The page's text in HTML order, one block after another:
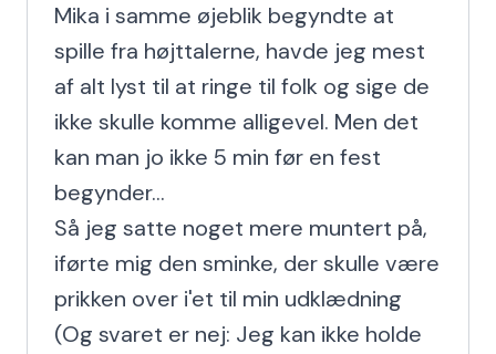
Mika i samme øjeblik begyndte at
spille fra højttalerne, havde jeg mest
af alt lyst til at ringe til folk og sige de
ikke skulle komme alligevel. Men det
kan man jo ikke 5 min før en fest
begynder...
Så jeg satte noget mere muntert på,
iførte mig den sminke, der skulle være
prikken over i'et til min udklædning
(Og svaret er nej: Jeg kan ikke holde